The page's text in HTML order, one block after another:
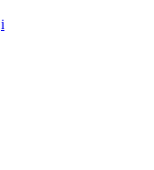
i